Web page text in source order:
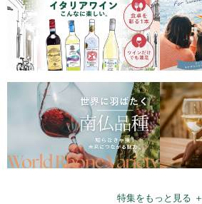
特集をもっと見る ＋